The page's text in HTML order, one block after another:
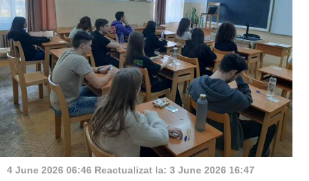
4 June 2026 06:46 Reactualizat la: 3 June 2026 16:47